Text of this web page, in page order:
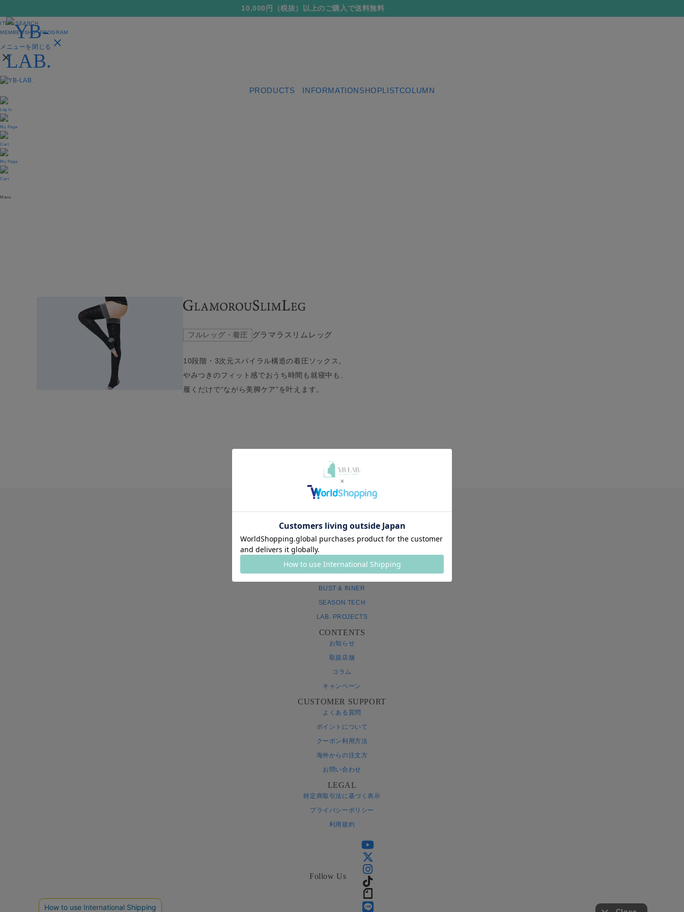
10,000円（税抜）以上のご購入で送料無料
PRODUCTS INFORMATIONSHOPLISTCOLUMN
Log In
My Page
Cart
My Page
Cart
Menu
ITEM SEARCH
MEMBERSHIP PROGRAM
メニューを閉じる close
close
フルレッグ・着圧 グラマラスリムレッグ
10段階・3次元スパイラル構造の着圧ソックス。
やみつきのフィット感でおうち時間も就寝中も、
履くだけで“ながら美脚ケア”を叶えます。
ABOUT YB-LAB.
すべての商品
GLAMOROUSPATS SERIES
BUST & INNER
SEASON TECH
LAB. PROJECTS
CONTENTS
お知らせ
取扱店舗
コラム
キャンペーン
CUSTOMER SUPPORT
よくある質問
ポイントについて
クーポン利用方法
海外からの注文方
お問い合わせ
LEGAL
特定商取引法に基づく表示
プライバシーポリシー
利用規約
Follow Us